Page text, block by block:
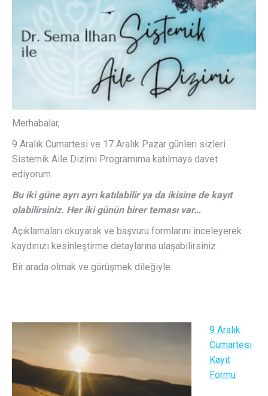
Merhabalar,
9 Aralık Cumartesi ve 17 Aralık Pazar günleri sizleri
Sistemik Aile Dizimi Programıma katılmaya davet
ediyorum.
Bu iki güne ayrı ayrı katılabilir ya da ikisine de kayıt
olabilirsiniz. Her iki günün birer teması var…
Açıklamaları okuyarak ve başvuru formlarını inceleyerek
kaydınızı kesinleştirme detaylarına ulaşabilirsiniz.
Bir arada olmak ve görüşmek dileğiyle.
9 Aralık
Cumartesi
Kayıt
Formu